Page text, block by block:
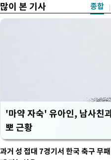
많이 본 기사 종합
'마약 자숙' 유아인, 남사친
뽀 근황
과거 성 접대 7경기서 한국 축구 무